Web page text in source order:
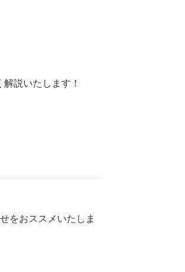
説いたします！
をおススメいたしま